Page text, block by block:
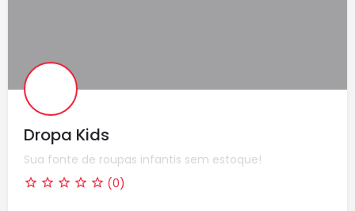
Dropa Kids
Sua fonte de roupas infantis sem estoque!
(0)